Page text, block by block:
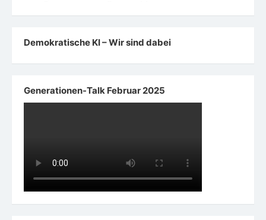
Demokratische KI – Wir sind dabei
Generationen-Talk Februar 2025